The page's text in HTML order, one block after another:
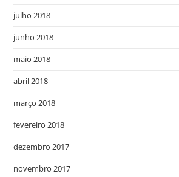
julho 2018
junho 2018
maio 2018
abril 2018
março 2018
fevereiro 2018
dezembro 2017
novembro 2017